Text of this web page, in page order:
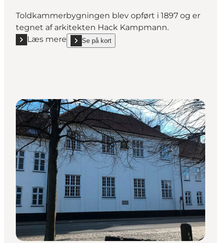
Toldkammerbygningen blev opført i 1897 og er
tegnet af arkitekten Hack Kampmann.
Læs mere
Læs mere "Toldboden"
Se på kort
show Toldboden on_map